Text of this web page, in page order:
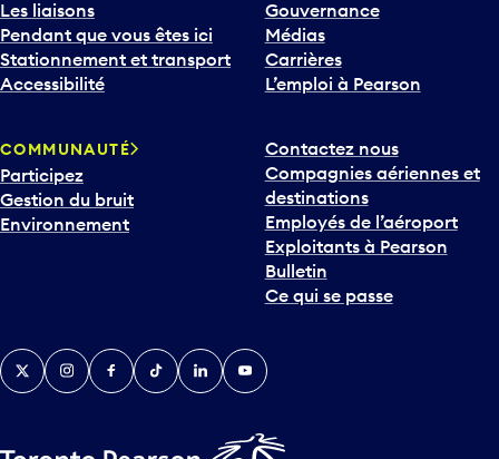
l
e
b
a
o
u
r
i
v
e
n
Les liaisons
Pendant que vous êtes ici
Stationnement et transport
Accessibilité
Gouvernance
Médias
Carrières
L’emploi à Pearson
COMMUNAUTÉ
Participez
Gestion du bruit
Environnement
Contactez nous
Compagnies aériennes et
destinations
Employés de l’aéroport
Exploitants à Pearson
Bulletin
Ce qui se passe
TwitterInstagramFacebook
TikTokLinkedInYouTube